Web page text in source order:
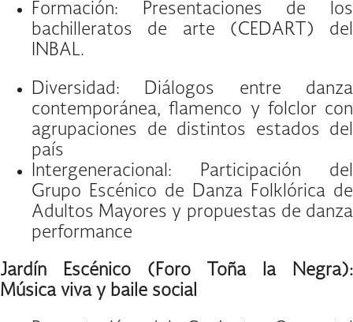
Formación: Presentaciones de los
bachilleratos de arte (CEDART) del
INBAL.
Diversidad: Diálogos entre danza
contemporánea, flamenco y folclor con
agrupaciones de distintos estados del
país
Intergeneracional: Participación del
Grupo Escénico de Danza Folklórica de
Adultos Mayores y propuestas de danza
performance
Jardín Escénico (Foro Toña la Negra):
Música viva y baile social